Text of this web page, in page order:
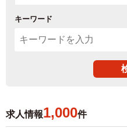
キーワード
求人情報1,000件